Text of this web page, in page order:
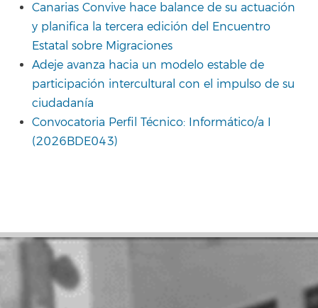
Canarias Convive hace balance de su actuación
y planifica la tercera edición del Encuentro
Estatal sobre Migraciones
Adeje avanza hacia un modelo estable de
participación intercultural con el impulso de su
ciudadanía
Convocatoria Perfil Técnico: Informático/a I
(2026BDE043)